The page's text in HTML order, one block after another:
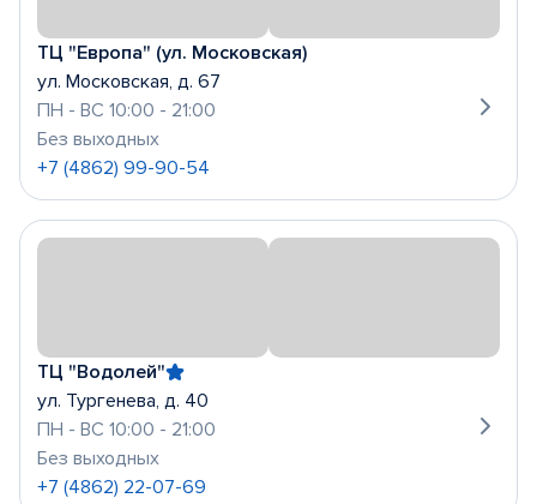
ТЦ "Европа" (ул. Московская)
ул. Московская, д. 67
ПН - ВС 10:00 - 21:00
Без выходных
+7 (4862) 99-90-54
ТЦ "Водолей"
ул. Тургенева, д. 40
ПН - ВС 10:00 - 21:00
Без выходных
+7 (4862) 22-07-69